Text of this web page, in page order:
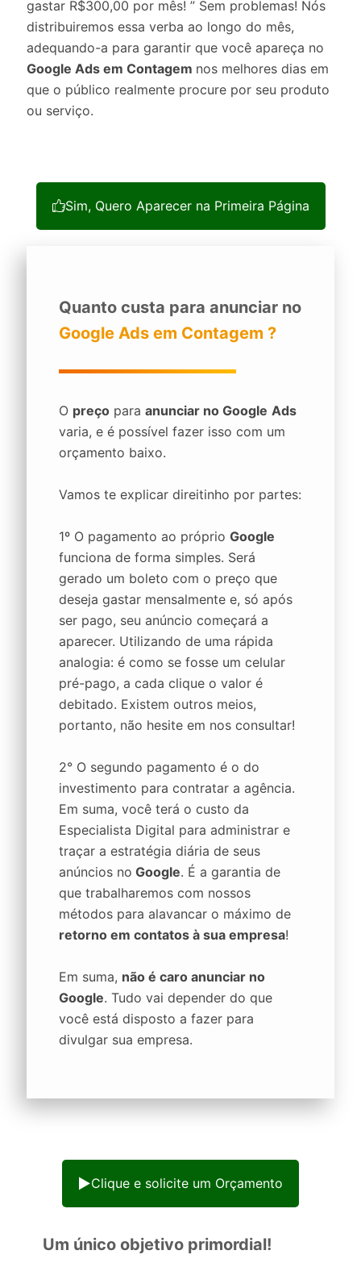
gastar R$300,00 por mês! ” Sem problemas! Nós
distribuiremos essa verba ao longo do mês,
adequando-a para garantir que você apareça no
Google Ads em Contagem nos melhores dias em
que o público realmente procure por seu produto
ou serviço.
Sim, Quero Aparecer na Primeira Página
Quanto custa para anunciar no
Google Ads em Contagem ?
O preço para anunciar no Google Ads
varia, e é possível fazer isso com um
orçamento baixo.
Vamos te explicar direitinho por partes:
1º O pagamento ao próprio Google
funciona de forma simples. Será
gerado um boleto com o preço que
deseja gastar mensalmente e, só após
ser pago, seu anúncio começará a
aparecer. Utilizando de uma rápida
analogia: é como se fosse um celular
pré-pago, a cada clique o valor é
debitado. Existem outros meios,
portanto, não hesite em nos consultar!
2° O segundo pagamento é o do
investimento para contratar a agência.
Em suma, você terá o custo da
Especialista Digital para administrar e
traçar a estratégia diária de seus
anúncios no Google. É a garantia de
que trabalharemos com nossos
métodos para alavancar o máximo de
retorno em contatos à sua empresa!
Em suma, não é caro anunciar no
Google. Tudo vai depender do que
você está disposto a fazer para
divulgar sua empresa.
Clique e solicite um Orçamento
Um único objetivo primordial!